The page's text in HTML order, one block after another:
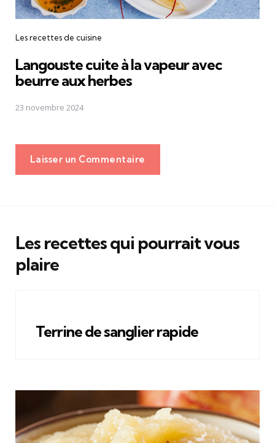
Les recettes de cuisine
Langouste cuite à la vapeur avec
beurre aux herbes
23 novembre 2024
Laisser un Commentaire
Les recettes qui pourrait vous
plaire
Terrine de sanglier rapide